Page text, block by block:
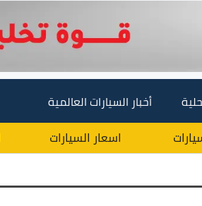
أخبار السيارات العالمية
اسعار السيارات